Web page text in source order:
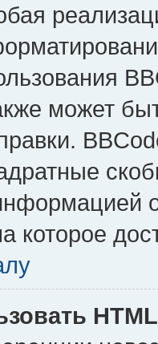
может
которое